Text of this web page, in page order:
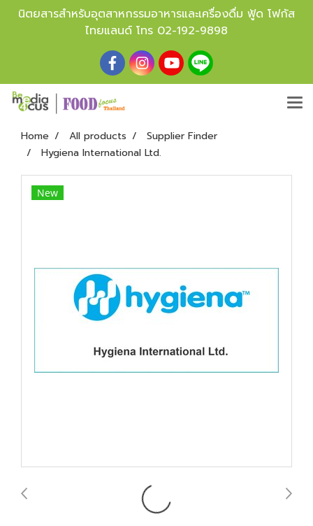
นิตยสารสำหรับอุตสาหกรรมอาหารและเครื่องดื่ม ฟู้ด โฟกัส
ไทยแลนด์ โทร 02-192-9898
Home All products
Supplier Finder
Hygiena International Ltd.
New